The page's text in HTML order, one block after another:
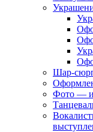
Шар-
Фото — и